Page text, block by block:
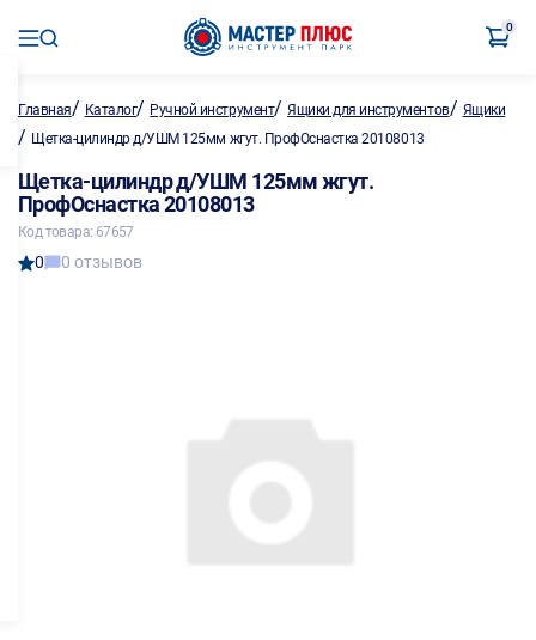
0
Главная/ Каталог/ Ручной инструмент/Ящики для инструментов/ Ящики
/ Щетка-цилиндр д/УШМ 125мм жгут. ПрофОснастка 20108013
Щетка-цилиндр д/УШМ 125мм жгут.
ПрофОснастка 20108013
Код товара: 67657
0 0 отзывов